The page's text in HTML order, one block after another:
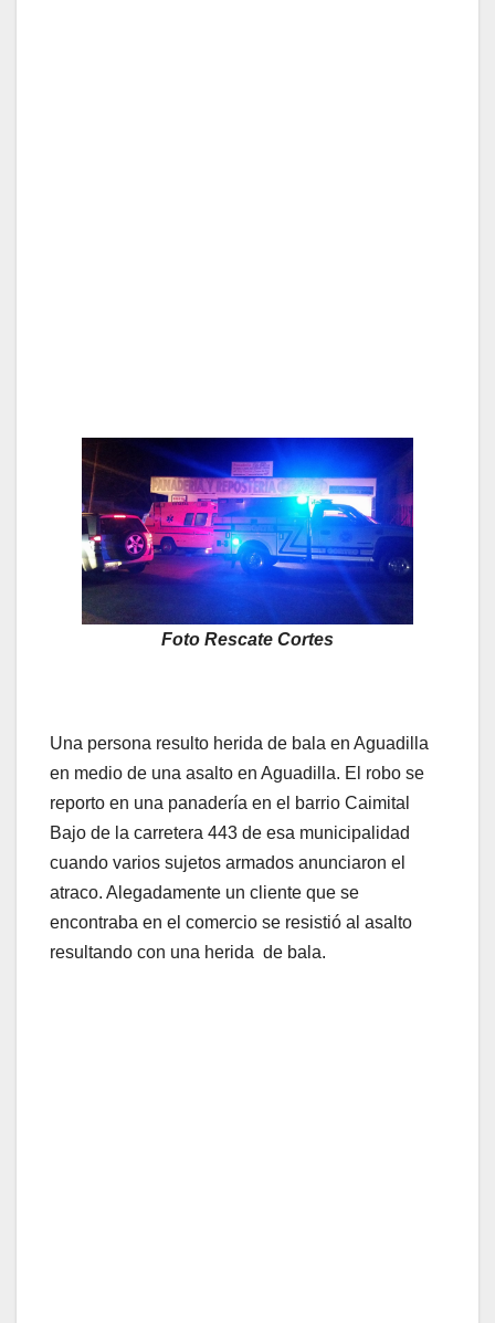
Foto Rescate Cortes
Una persona resulto herida de bala en Aguadilla
en medio de una asalto en Aguadilla. El robo se
reporto en una panadería en el barrio Caimital
Bajo de la carretera 443 de esa municipalidad
cuando varios sujetos armados anunciaron el
atraco. Alegadamente un cliente que se
encontraba en el comercio se resistió al asalto
resultando con una herida de bala.